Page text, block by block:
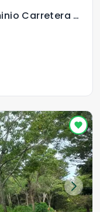
Terreno en Venta en Condominio Carretera al Salvador